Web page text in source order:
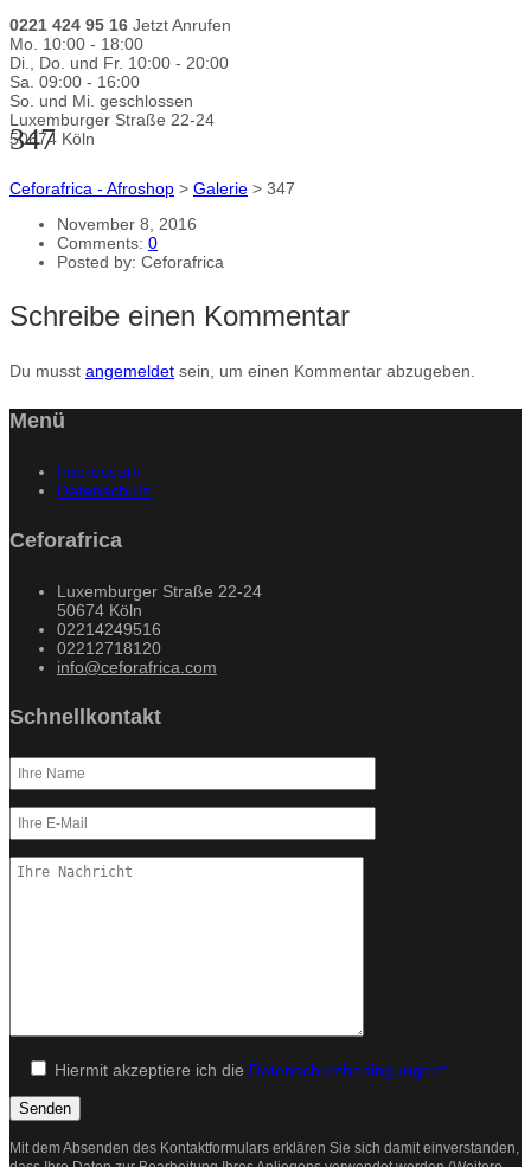
0221 424 95 16 Jetzt Anrufen
Mo. 10:00 - 18:00
Di., Do. und Fr. 10:00 - 20:00
Sa. 09:00 - 16:00
So. und Mi. geschlossen
Luxemburger Straße 22-24
50674 Köln
347
Ceforafrica - Afroshop > Galerie > 347
November 8, 2016
Comments: 0
Posted by: Ceforafrica
Schreibe einen Kommentar
Du musst angemeldet sein, um einen Kommentar abzugeben.
Menü
Impressum
Datenschutz
Ceforafrica
Luxemburger Straße 22-24
50674 Köln
02214249516
02212718120
info@ceforafrica.com
Schnellkontakt
Hiermit akzeptiere ich die Datenschutzbedingungen*
Mit dem Absenden des Kontaktformulars erklären Sie sich damit einverstanden,